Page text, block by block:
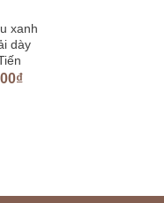
xanh
dày
₫